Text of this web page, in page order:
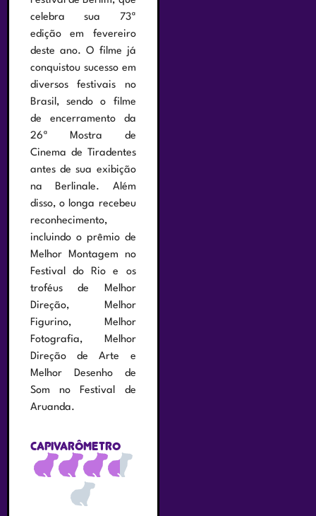
celebra sua 73ª
edição em fevereiro
deste ano. O filme já
conquistou sucesso em
diversos festivais no
Brasil, sendo o filme
de encerramento da
26ª Mostra de
Cinema de Tiradentes
antes de sua exibição
na Berlinale. Além
disso, o longa recebeu
reconhecimento,
incluindo o prêmio de
Melhor Montagem no
Festival do Rio e os
troféus de Melhor
Direção, Melhor
Figurino, Melhor
Fotografia, Melhor
Direção de Arte e
Melhor Desenho de
Som no Festival de
Aruanda.
Capivarômetro